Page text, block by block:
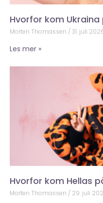
Hvorfor kom Ukraina
Morten Thomassen 31. juli
Les mer »
Hvorfor kom Hellas
Morten Thomassen 29. juli